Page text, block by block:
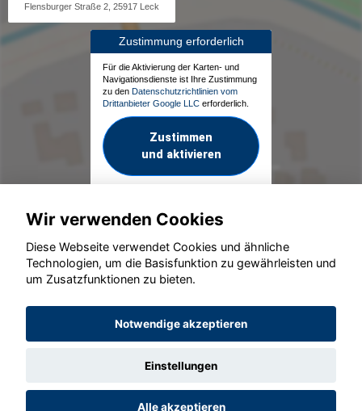
Flensburger Straße 2, 25917 Leck
Zustimmung erforderlich
Für die Aktivierung der Karten- und
Navigationsdienste ist Ihre Zustimmung
zu den Datenschutzrichtlinien vom
Drittanbieter Google LLC erforderlich.
Zustimmen
und aktivieren
© konjunkturmotor.de GmbH 2020 - 2026
Wir verwenden Cookies
Diese Webseite verwendet Cookies und ähnliche
Technologien, um die Basisfunktion zu gewährleisten und
um Zusatzfunktionen zu bieten.
Notwendige akzeptieren
Einstellungen
Alle akzeptieren